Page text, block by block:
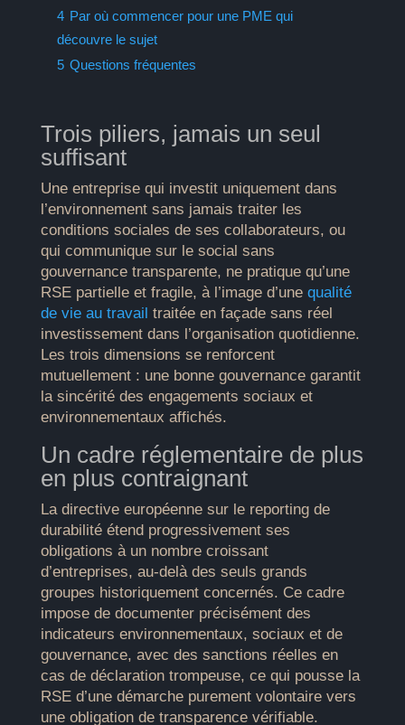
4 Par où commencer pour une PME qui
découvre le sujet
5 Questions fréquentes
Trois piliers, jamais un seul
suffisant
Une entreprise qui investit uniquement dans
l’environnement sans jamais traiter les
conditions sociales de ses collaborateurs, ou
qui communique sur le social sans
gouvernance transparente, ne pratique qu’une
RSE partielle et fragile, à l’image d’une qualité
de vie au travail traitée en façade sans réel
investissement dans l’organisation quotidienne.
Les trois dimensions se renforcent
mutuellement : une bonne gouvernance garantit
la sincérité des engagements sociaux et
environnementaux affichés.
Un cadre réglementaire de plus
en plus contraignant
La directive européenne sur le reporting de
durabilité étend progressivement ses
obligations à un nombre croissant
d’entreprises, au-delà des seuls grands
groupes historiquement concernés. Ce cadre
impose de documenter précisément des
indicateurs environnementaux, sociaux et de
gouvernance, avec des sanctions réelles en
cas de déclaration trompeuse, ce qui pousse la
RSE d’une démarche purement volontaire vers
une obligation de transparence vérifiable.